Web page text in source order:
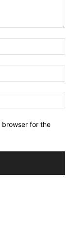
browser for the